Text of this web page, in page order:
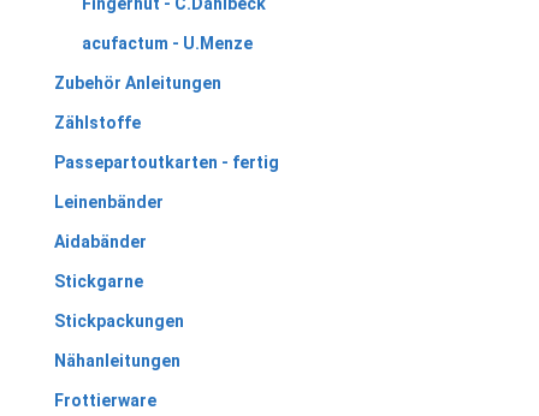
acufactum - U.Menze
Zubehör Anleitungen
Zählstoffe
Passepartoutkarten - fertig
Leinenbänder
Aidabänder
Stickgarne
Stickpackungen
Nähanleitungen
Frottierware